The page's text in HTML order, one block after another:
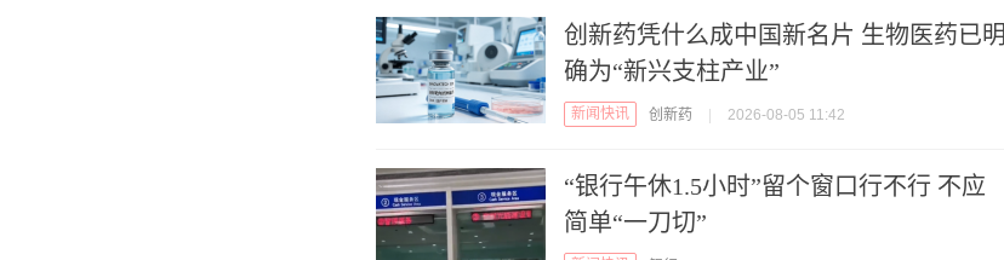
创新药凭什么成中国新名片 生物医药已明
确为“新兴支柱产业”
新闻快讯 创新药 2026-08-05 11:42
“银行午休1.5小时”留个窗口行不行 不应
简单“一刀切”